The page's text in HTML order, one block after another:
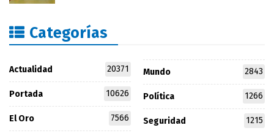
Categorías
Actualidad 20371
Portada 10626
El Oro 7566
Mundo 2843
Política 1266
Seguridad 1215